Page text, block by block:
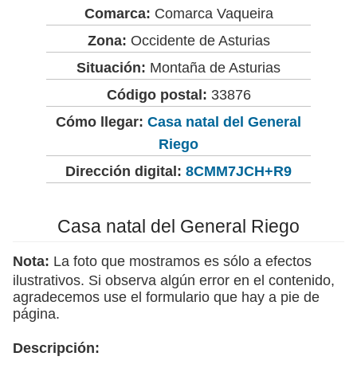
Comarca: Comarca Vaqueira
Zona: Occidente de Asturias
Situación: Montaña de Asturias
Código postal: 33876
Cómo llegar: Casa natal del General
Riego
Dirección digital: 8CMM7JCH+R9
Casa natal del General Riego
Nota: La foto que mostramos es sólo a efectos
ilustrativos. Si observa algún error en el contenido,
agradecemos use el formulario que hay a pie de
página.
Descripción: